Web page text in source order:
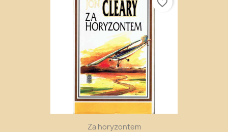
Za horyzontem
favorite_border